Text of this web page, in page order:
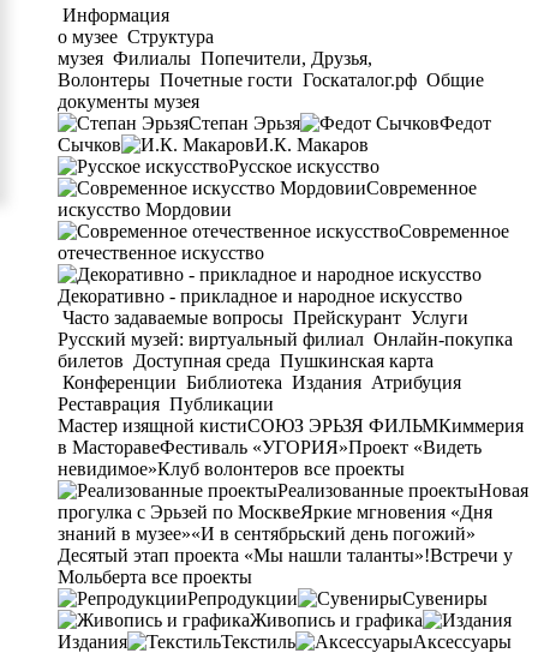
Информация
о музее Структура
музея Филиалы Попечители, Друзья,
Волонтеры Почетные гости Госкаталог.рф Общие
документы музея
Степан Эрьзя
Федот
Сычков
И.К. Макаров
Русское искусство
Современное
искусство Мордовии
Современное
отечественное искусство
Декоративно - прикладное и народное искусство
Часто задаваемые вопросы Прейскурант Услуги
Русский музей: виртуальный филиал Онлайн-покупка
билетов Доступная среда Пушкинская карта
Конференции Библиотека Издания Атрибуция
Реставрация Публикации
Мастер изящной кистиСОЮЗ ЭРЬЗЯ ФИЛЬМКиммерия
в МасторавеФестиваль «УГОРИЯ»Проект «Видеть
невидимое»Клуб волонтеров все проекты
Реализованные проектыНовая
прогулка с Эрьзей по МосквеЯркие мгновения «Дня
знаний в музее»«И в сентябрьский день погожий»
Десятый этап проекта «Мы нашли таланты»!Встречи у
Мольберта все проекты
Репродукции
Сувениры
Живопись и графика
Издания
Текстиль Аксессуары